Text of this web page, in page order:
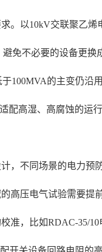
。以10kV交联聚乙烯
免不必要的设备更换
100MVA的主变仍沿
配高湿、高腐蚀的运行
，不同场景的电力预
高压电气试验需要提
准，比如RDAC-35/